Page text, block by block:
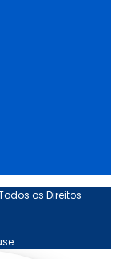
os Direitos